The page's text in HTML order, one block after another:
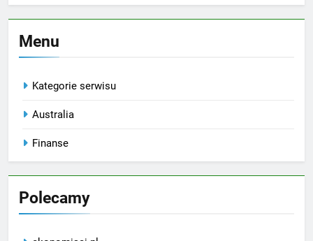
Menu
Kategorie serwisu
Australia
Finanse
Polecamy